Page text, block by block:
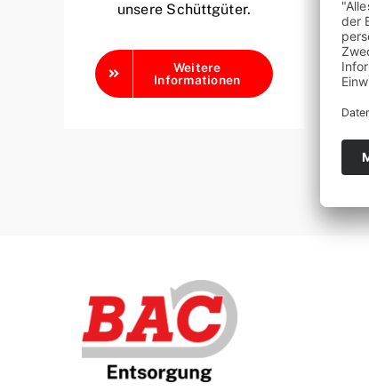
unsere Schüttgüter.
Weitere
Informationen